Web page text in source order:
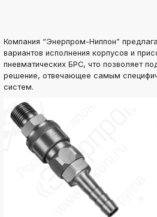
Компания “Энерпром-Ниппон”
вариантов исполнения корпусов и
пневматических БРС, что позволяет
решение, отвечающее самым
систем.